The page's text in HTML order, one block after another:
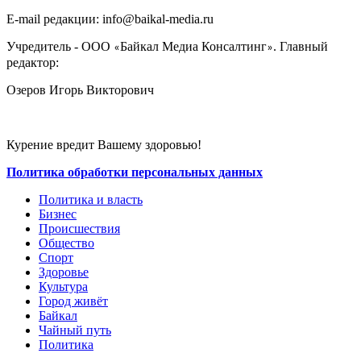
E-mail редакции: info@baikal-media.ru
Учредитель - ООО «Байкал Медиа Консалтинг». Главный
редактор:
Озеров Игорь Викторович
Курение вредит Вашему здоровью!
Политика обработки персональных данных
Политика и власть
Бизнес
Происшествия
Общество
Cпорт
Здоровье
Культура
Город живёт
Байкал
Чайный путь
Политика